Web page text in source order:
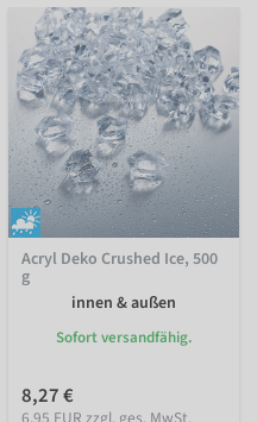
Acryl Deko Crushed Ice, 500
g
innen & außen
Sofort versandfähig.
8,27 €